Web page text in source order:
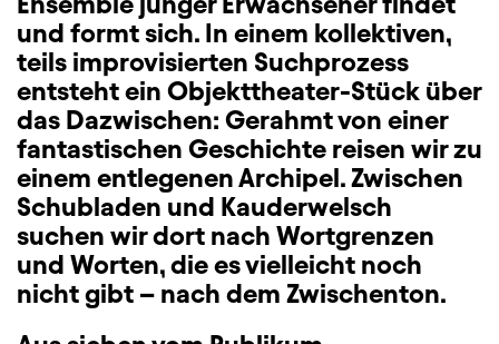
und formt sich. In einem kollektiven,
teils improvisierten Suchprozess
entsteht ein Objekttheater-Stück über
das Dazwischen: Gerahmt von einer
fantastischen Geschichte reisen wir zu
einem entlegenen Archipel. Zwischen
Schubladen und Kauderwelsch
suchen wir dort nach Wortgrenzen
und Worten, die es vielleicht noch
nicht gibt – nach dem Zwischenton.